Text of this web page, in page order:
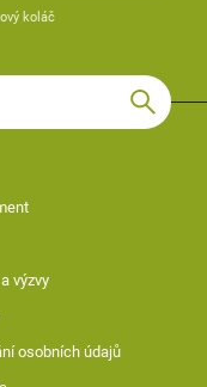
koláč
výzvy
osobních údajů